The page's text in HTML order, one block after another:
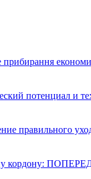
прибирання
потенциал и
правильного
кордону: